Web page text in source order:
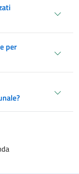
per